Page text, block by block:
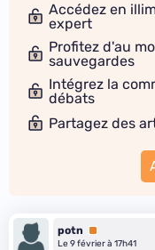
Accédez en
expert
Profitez d'au
sauvegardes
Intégrez la
débats
Partagez des
potn
Premium
Le 9 février à 17h41